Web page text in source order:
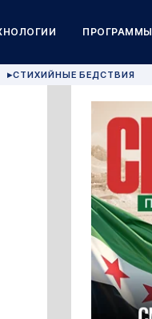
ПРОГРАММЫ
▶СТИХИЙНЫЕ БЕДСТВИЯ